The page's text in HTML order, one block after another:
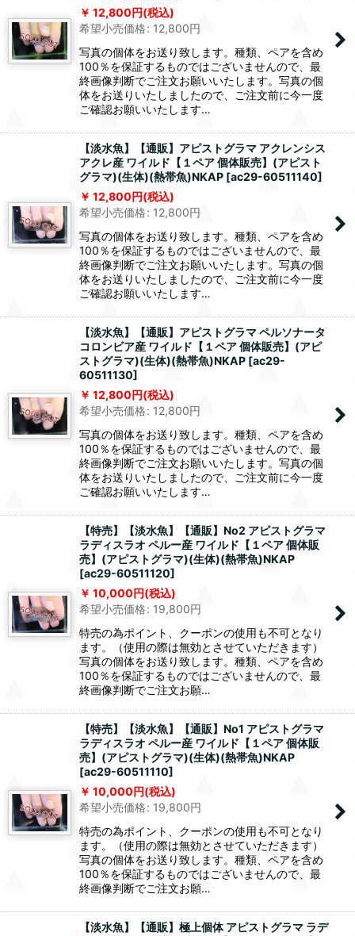
12,800円(税込)
希望小売価格: 12,800円
写真の個体をお送り致します。種類、ペアを含め
100％を保証するものではございませんので、最
終画像判断でご注文お願いいたします。写真の個
体をお送りいたしましたので、ご注文前に今一度
ご確認お願いいたします…
【淡水魚】【通販】アピストグラマ アクレンシス
アクレ産 ワイルド【１ペア 個体販売】(アピスト
グラマ)(生体)(熱帯魚)NKAP [ac29-60511140]
12,800円(税込)
希望小売価格: 12,800円
写真の個体をお送り致します。種類、ペアを含め
100％を保証するものではございませんので、最
終画像判断でご注文お願いいたします。写真の個
体をお送りいたしましたので、ご注文前に今一度
ご確認お願いいたします…
【淡水魚】【通販】アピストグラマ ペルソナータ
コロンビア産 ワイルド【１ペア 個体販売】(アピ
ストグラマ)(生体)(熱帯魚)NKAP [ac29-
60511130]
12,800円(税込)
希望小売価格: 12,800円
写真の個体をお送り致します。種類、ペアを含め
100％を保証するものではございませんので、最
終画像判断でご注文お願いいたします。写真の個
体をお送りいたしましたので、ご注文前に今一度
ご確認お願いいたします…
【特売】【淡水魚】【通販】No2 アピストグラマ
ラディスラオ ペルー産 ワイルド【１ペア 個体販
売】(アピストグラマ)(生体)(熱帯魚)NKAP
[ac29-60511120]
10,000円(税込)
希望小売価格: 19,800円
特売の為ポイント、クーポンの使用も不可となり
ます。（使用の際は無効とさせていただきます）
写真の個体をお送り致します。種類、ペアを含め
100％を保証するものではございませんので、最
終画像判断でご注文お願…
【特売】【淡水魚】【通販】No1 アピストグラマ
ラディスラオ ペルー産 ワイルド【１ペア 個体販
売】(アピストグラマ)(生体)(熱帯魚)NKAP
[ac29-60511110]
10,000円(税込)
希望小売価格: 19,800円
特売の為ポイント、クーポンの使用も不可となり
ます。（使用の際は無効とさせていただきます）
写真の個体をお送り致します。種類、ペアを含め
100％を保証するものではございませんので、最
終画像判断でご注文お願…
【淡水魚】【通販】極上個体 アピストグラマ ラデ